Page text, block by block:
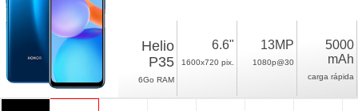
Helio
P35
6Go RAM
6.6"
1600x720 pix.
13MP
1080p@30
5000
mAh
carga rápida